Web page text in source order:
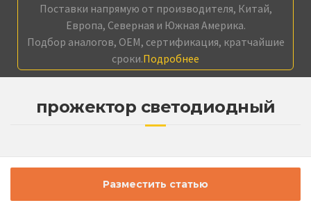
Поставки напрямую от производителя, Китай,
Европа, Северная и Южная Америка.
Подбор аналогов, OEM, сертификация, кратчайшие
сроки.Подробнее
прожектор светодиодный
Разместить статью